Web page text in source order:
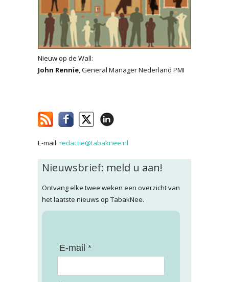
Nieuw op de Wall:
John Rennie, General Manager Nederland PMI
E-mail: redactie@tabaknee.nl
Nieuwsbrief: meld u aan!
Ontvang elke twee weken een overzicht van
het laatste nieuws op TabakNee.
E-mail *